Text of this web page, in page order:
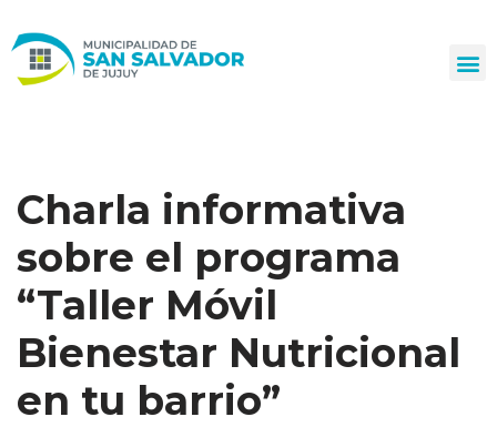
al
Charla informativa
sobre el programa
“Taller Móvil
Bienestar Nutricional
en tu barrio”